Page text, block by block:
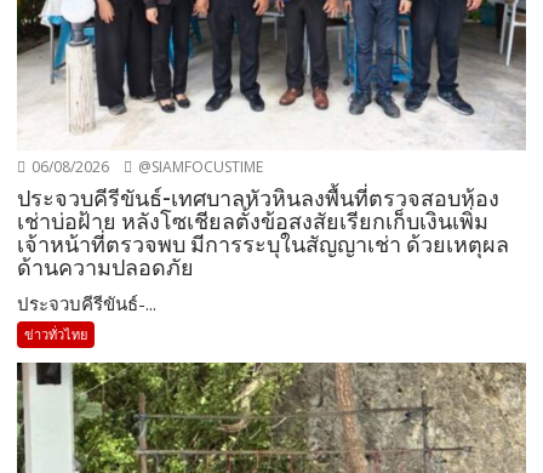
06/08/2026 @SIAMFOCUSTIME
ประจวบคีรีขันธ์-เทศบาลหัวหินลงพื้นที่ตรวจสอบห้อง
เช่าบ่อฝ้าย หลังโซเชียลตั้งข้อสงสัยเรียกเก็บเงินเพิ่ม
เจ้าหน้าที่ตรวจพบ มีการระบุในสัญญาเช่า ด้วยเหตุผล
ด้านความปลอดภัย
ประจวบคีรีขันธ์-...
ข่าวทั่วไทย